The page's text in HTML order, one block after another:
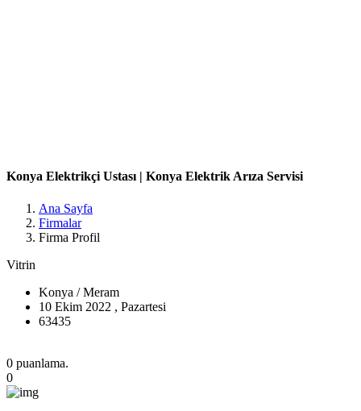
Konya Elektrikçi Ustası | Konya Elektrik Arıza Servisi
Ana Sayfa
Firmalar
Firma Profil
Vitrin
Konya / Meram
10 Ekim 2022 , Pazartesi
63435
0 puanlama.
0